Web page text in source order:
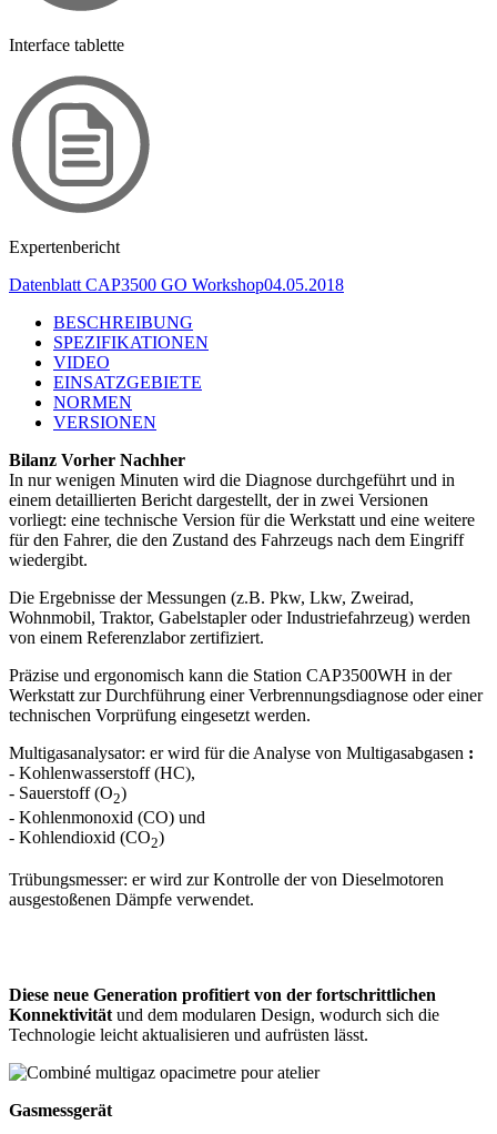
Interface tablette
Expertenbericht
Datenblatt CAP3500 GO Workshop04.05.2018
BESCHREIBUNG
SPEZIFIKATIONEN
VIDEO
EINSATZGEBIETE
NORMEN
VERSIONEN
Bilanz Vorher Nachher
In nur wenigen Minuten wird die Diagnose durchgeführt und in
einem detaillierten Bericht dargestellt, der in zwei Versionen
vorliegt: eine technische Version für die Werkstatt und eine weitere
für den Fahrer, die den Zustand des Fahrzeugs nach dem Eingriff
wiedergibt.
Die Ergebnisse der Messungen (z.B. Pkw, Lkw, Zweirad,
Wohnmobil, Traktor, Gabelstapler oder Industriefahrzeug) werden
von einem Referenzlabor zertifiziert.
Präzise und ergonomisch kann die Station CAP3500WH in der
Werkstatt zur Durchführung einer Verbrennungsdiagnose oder einer
technischen Vorprüfung eingesetzt werden.
Multigasanalysator: er wird für die Analyse von Multigasabgasen :
- Kohlenwasserstoff (HC),
- Sauerstoff (O2)
- Kohlenmonoxid (CO) und
- Kohlendioxid (CO2)
Trübungsmesser: er wird zur Kontrolle der von Dieselmotoren
ausgestoßenen Dämpfe verwendet.
Diese neue Generation profitiert von der fortschrittlichen
Konnektivität und dem modularen Design, wodurch sich die
Technologie leicht aktualisieren und aufrüsten lässt.
Gasmessgerät